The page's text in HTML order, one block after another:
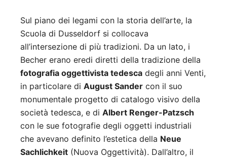
Sul piano dei legami con la storia dell’arte, la
Scuola di Dusseldorf si collocava
all’intersezione di più tradizioni. Da un lato, i
Becher erano eredi diretti della tradizione della
fotografia oggettivista tedesca degli anni Venti,
in particolare di August Sander con il suo
monumentale progetto di catalogo visivo della
società tedesca, e di Albert Renger-Patzsch
con le sue fotografie degli oggetti industriali
che avevano definito l’estetica della Neue
Sachlichkeit (Nuova Oggettività). Dall’altro, il